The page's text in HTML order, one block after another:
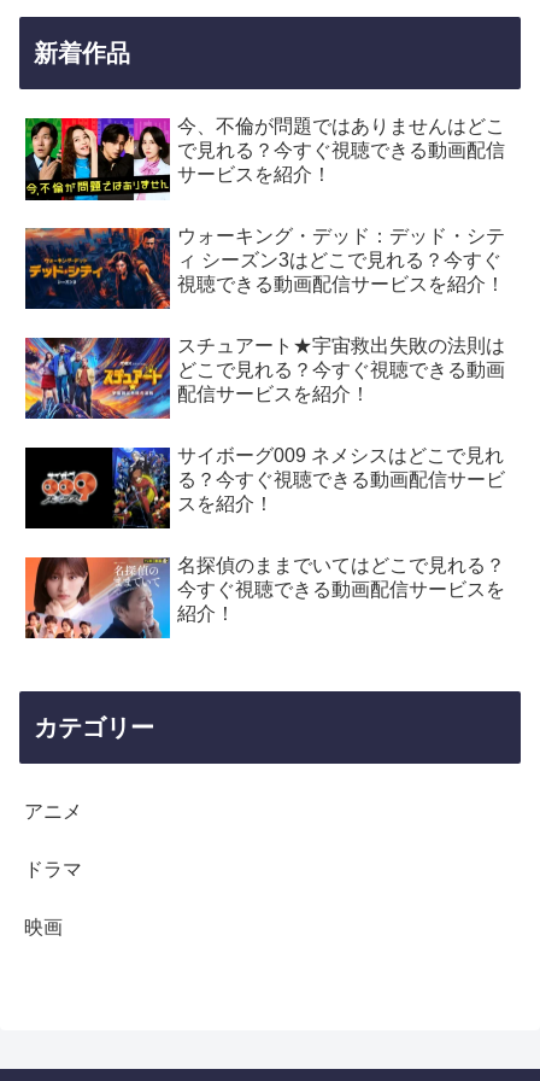
新着作品
今、不倫が問題ではありませんはどこ
で見れる？今すぐ視聴できる動画配信
サービスを紹介！
ウォーキング・デッド：デッド・シテ
ィ シーズン3はどこで見れる？今すぐ
視聴できる動画配信サービスを紹介！
スチュアート★宇宙救出失敗の法則は
どこで見れる？今すぐ視聴できる動画
配信サービスを紹介！
サイボーグ009 ネメシスはどこで見れ
る？今すぐ視聴できる動画配信サービ
スを紹介！
名探偵のままでいてはどこで見れる？
今すぐ視聴できる動画配信サービスを
紹介！
カテゴリー
アニメ
ドラマ
映画